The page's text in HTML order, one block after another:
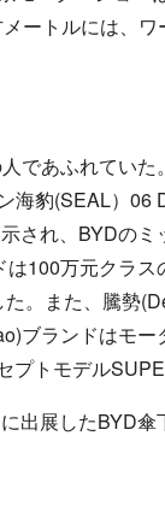
ートルには、
であふれてい
海豹(SEAL）
され、BYDの
100万元クラ
。また、騰勢
ブランドはモ
プトモデル
展したBYD傘